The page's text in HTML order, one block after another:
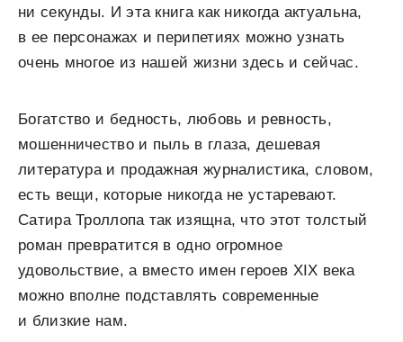
ни секунды. И эта книга как никогда актуальна,
в ее персонажах и перипетиях можно узнать
очень многое из нашей жизни здесь и сейчас.
Богатство и бедность, любовь и ревность,
мошенничество и пыль в глаза, дешевая
литература и продажная журналистика, словом,
есть вещи, которые никогда не устаревают.
Сатира Троллопа так изящна, что этот толстый
роман превратится в одно огромное
удовольствие, а вместо имен героев XIX века
можно вполне подставлять современные
и близкие нам.